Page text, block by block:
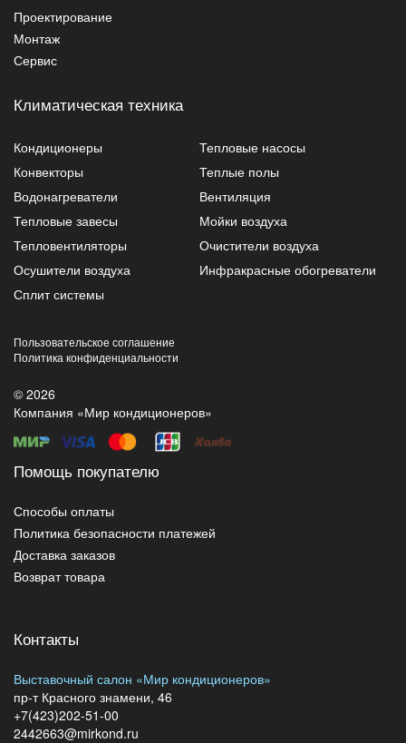
Проектирование
Монтаж
Сервис
Климатическая техника
Кондиционеры
Тепловые насосы
Конвекторы
Теплые полы
Водонагреватели
Вентиляция
Тепловые завесы
Мойки воздуха
Тепловентиляторы
Очистители воздуха
Осушители воздуха
Инфракрасные обогреватели
Сплит системы
Пользовательское соглашение
Политика конфиденциальности
© 2026
Компания «Мир кондиционеров»
Помощь покупателю
Способы оплаты
Политика безопасности платежей
Доставка заказов
Возврат товара
Контакты
Выставочный салон «Мир кондиционеров»
пр-т Красного знамени, 46
+7(423)202-51-00
2442663@mirkond.ru